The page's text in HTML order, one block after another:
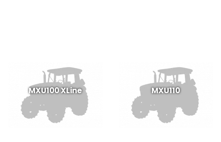
MXU100 XLine MXU110